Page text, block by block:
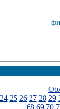
24 25 26 27 28 29
68 69 70